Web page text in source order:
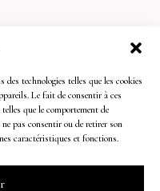
technologies telles que les cookies
Le fait de consentir à ces
que le comportement de
pas consentir ou de retirer son
caractéristiques et fonctions.
sur les réseaux